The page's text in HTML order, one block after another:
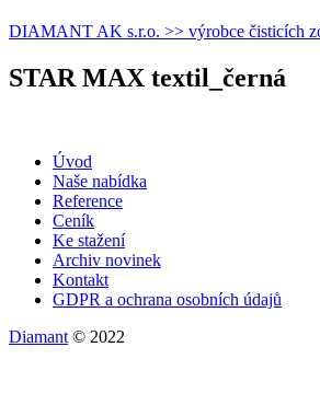
DIAMANT AK s.r.o. >> výrobce čisticích
STAR MAX textil_černá
Úvod
Naše nabídka
Reference
Ceník
Ke stažení
Archiv novinek
Kontakt
GDPR a ochrana osobních údajů
Diamant © 2022